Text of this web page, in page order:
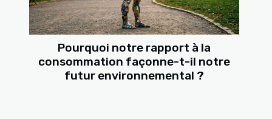
Pourquoi notre rapport à la
consommation façonne-t-il notre
futur environnemental ?